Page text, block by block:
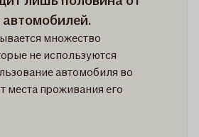
множество
не используются
автомобиля во
места проживания его